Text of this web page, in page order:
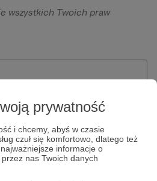
prywatność
i chcemy, abyś w czasie
czuł się komfortowo, dlatego też
informacje o
nas Twoich danych
osobowe będą przetwarzane w
umowy zawartej z Tobą, w
dokonywania oraz
naszej platformie oraz
wszystkich Twoich praw
o ochronie
zautomatyzowanemu
przetwarzania Twoich danych
osób niepełnoletnich możliwa
formularza "Zgodna na
niepełnoletnią", formularz
Patronite.pl.